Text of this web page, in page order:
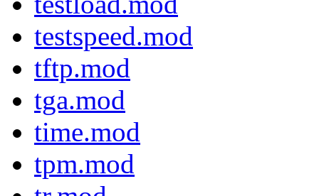
testspeed.mod
tftp.mod
tga.mod
time.mod
tpm.mod